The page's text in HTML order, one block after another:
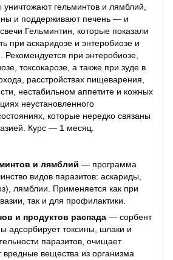
гельминтов и лямблий,
и поддерживают печень — и
Гельминтин, которые показали
при аскаридозе и энтеробиозе и
при энтеробиозе,
токсокарозе, а также при зуде в
расстройствах пищеварения,
нестабильном аппетите и кожных
неустановленного
которые нередко связаны
Курс — 1 месяц.
и лямблий — программа
видов паразитов: аскариды,
лямблии. Применяется как при
так и для профилактики.
и продуктов распада — сорбент
адсорбирует токсины, шлаки и
паразитов, очищает
вредные вещества из организма